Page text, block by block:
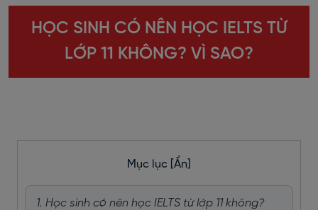
HỌC SINH CÓ NÊN HỌC IELTS TỪ
LỚP 11 KHÔNG? VÌ SAO?
Mục lục [Ẩn]
1. Học sinh có nên học IELTS từ lớp 11 không?